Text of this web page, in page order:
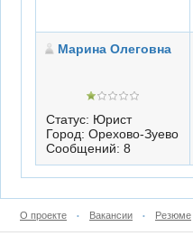
Марина Олеговна
Статус: Юрист
Город: Орехово-Зуево
Сообщений: 8
О проекте • Вакансии • Резюме